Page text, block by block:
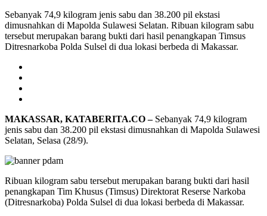
Sebanyak 74,9 kilogram jenis sabu dan 38.200 pil ekstasi
dimusnahkan di Mapolda Sulawesi Selatan. Ribuan kilogram sabu
tersebut merupakan barang bukti dari hasil penangkapan Timsus
Ditresnarkoba Polda Sulsel di dua lokasi berbeda di Makassar.
MAKASSAR, KATABERITA.CO –Sebanyak 74,9 kilogram
jenis sabu dan 38.200 pil ekstasi dimusnahkan di Mapolda Sulawesi
Selatan, Selasa (28/9).
Ribuan kilogram sabu tersebut merupakan barang bukti dari hasil
penangkapan Tim Khusus (Timsus) Direktorat Reserse Narkoba
(Ditresnarkoba) Polda Sulsel di dua lokasi berbeda di Makassar.